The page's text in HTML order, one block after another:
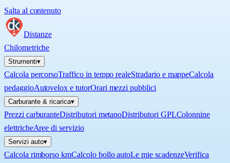
Salta al contenuto
Distanze
Chilometriche
Strumenti▾
Calcola percorsoTraffico in tempo realeStradario e mappeCalcola
pedaggioAutovelox e tutorOrari mezzi pubblici
Carburante & ricarica▾
Prezzi carburanteDistributori metanoDistributori GPLColonnine
elettricheAree di servizio
Servizi auto▾
Calcola rimborso kmCalcolo bollo autoLe mie scadenzeVerifica